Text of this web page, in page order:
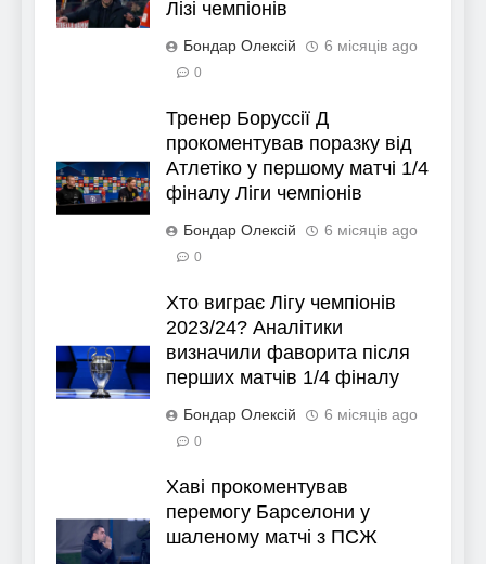
Лізі чемпіонів
Бондар Олексій 6 місяців ago
0
Тренер Боруссії Д
прокоментував поразку від
Атлетіко у першому матчі 1/4
фіналу Ліги чемпіонів
Бондар Олексій 6 місяців ago
0
Хто виграє Лігу чемпіонів
2023/24? Аналітики
визначили фаворита після
перших матчів 1/4 фіналу
Бондар Олексій 6 місяців ago
0
Хаві прокоментував
перемогу Барселони у
шаленому матчі з ПСЖ